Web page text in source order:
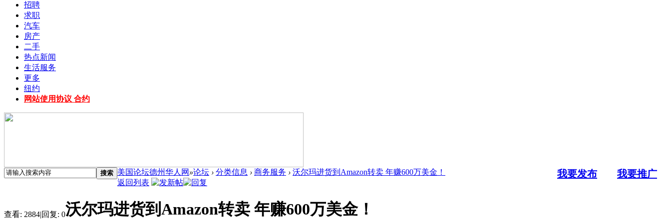
招聘
求职
汽车
房产
二手
热点新闻
生活服务
更多
纽约
网站使用协议 合约
搜索 我要发布 我要推广
美国论坛德州华人网 »论坛 › 分类信息 › 商务服务 › 沃尔玛进货到Amazon转卖 年赚600万美金！
返回列表
查看: 2884|回复: 0沃尔玛进货到Amazon转卖 年赚600万美金！